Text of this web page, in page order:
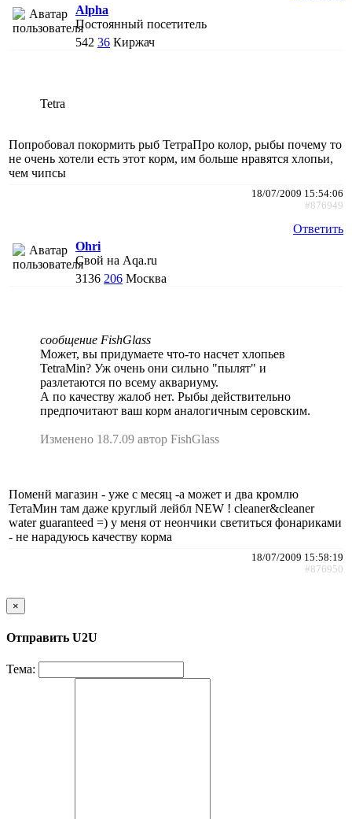
Alpha
Постоянный посетитель
542 36 Киржач
Tetra
Попробовал покормить рыб ТетраПро колор, рыбы почему то
не очень хотели есть этот корм, им больше нравятся хлопьи,
чем чипсы
18/07/2009 15:54:06
#876949
Ответить
Ohri
Свой на Aqa.ru
3136 206 Москва
сообщение FishGlass
Может, вы придумаете что-то насчет хлопьев
TetraMin? Уж очень они сильно "пылят" и
разлетаются по всему аквариуму.
А по качеству жалоб нет. Рыбы действительно
предпочитают ваш корм аналогичным серовским.
Изменено 18.7.09 автор FishGlass
Поменй магазин - уже с месяц -а может и два кромлю
ТетаМин там даже круглый лейбл NEW ! cleaner&cleaner
water guaranteed =) у меня от неончики светиться фонариками
- не нарадуюсь качеству корма
18/07/2009 15:58:19
#876950
×
Отправить U2U
Тема: